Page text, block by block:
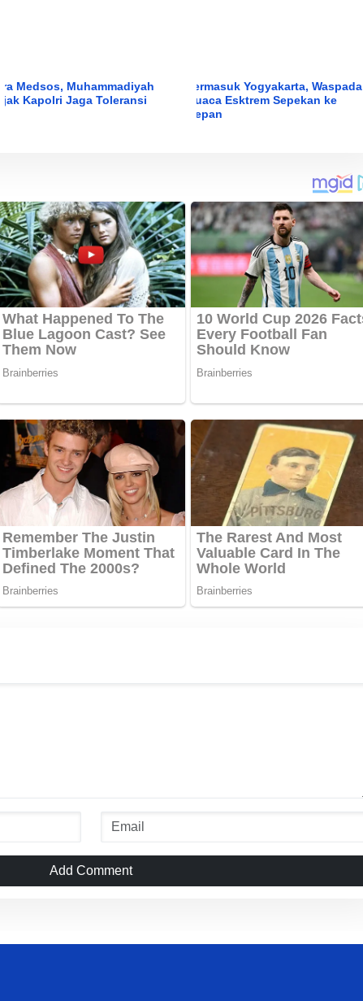
Era Medsos, Muhammadiyah
Ajak Kapolri Jaga Toleransi
Termasuk Yogyakarta, Waspada
Cuaca Esktrem Sepekan ke
Depan
Add Comment